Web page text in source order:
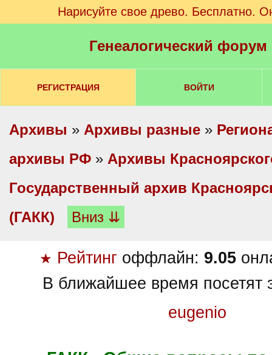
Нарисуйте свое древо. Бесплатно.
Генеалогический
РЕГИСТРАЦИЯ ВОЙТИ
Архивы » Архивы разные »
архивы РФ » Архивы
Государственный архив
(ГАКК)
Вниз ⇊
★ Рейтинг оффлайн: 9.05
В ближайшее время посетят
eugenio